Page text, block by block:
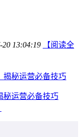
20 13:04:19
【阅读全
秘运营必备技巧